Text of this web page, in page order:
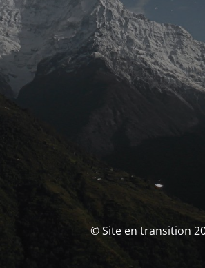
© Site en transition